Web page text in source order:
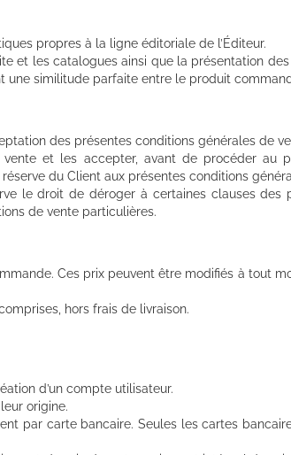
propres à la ligne éditoriale de l’Éditeur.
et les catalogues ainsi que la présentation
similitude parfaite entre le produit
des présentes conditions générales de
et les accepter, avant de procéder au
du Client aux présentes conditions
le droit de déroger à certaines clauses
de vente particulières.
Ces prix peuvent être modifiés à tout
hors frais de livraison.
d’un compte utilisateur.
origine.
par carte bancaire. Seules les cartes